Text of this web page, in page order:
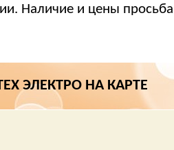
Наличие и цены просьба
ЭЛЕКТРО НА КАРТЕ